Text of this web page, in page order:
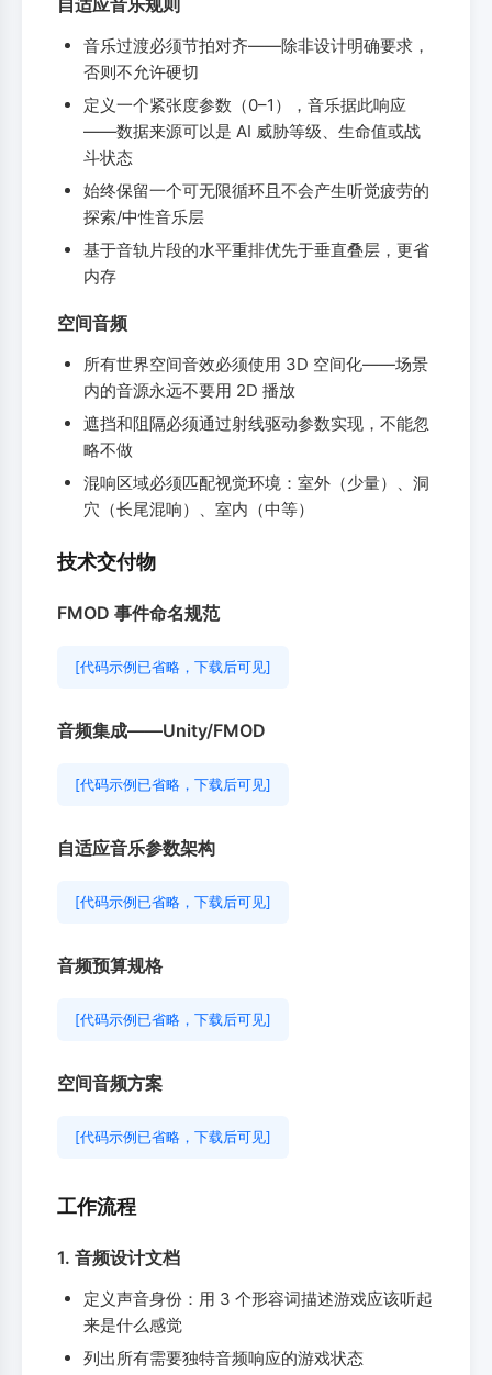
自适应音乐规则
音乐过渡必须节拍对齐——除非设计明确要求，
否则不允许硬切
定义一个紧张度参数（0–1），音乐据此响应
——数据来源可以是 AI 威胁等级、生命值或战
斗状态
始终保留一个可无限循环且不会产生听觉疲劳的
探索/中性音乐层
基于音轨片段的水平重排优先于垂直叠层，更省
内存
空间音频
所有世界空间音效必须使用 3D 空间化——场景
内的音源永远不要用 2D 播放
遮挡和阻隔必须通过射线驱动参数实现，不能忽
略不做
混响区域必须匹配视觉环境：室外（少量）、洞
穴（长尾混响）、室内（中等）
技术交付物
FMOD 事件命名规范
[代码示例已省略，下载后可见]
音频集成——Unity/FMOD
[代码示例已省略，下载后可见]
自适应音乐参数架构
[代码示例已省略，下载后可见]
音频预算规格
[代码示例已省略，下载后可见]
空间音频方案
[代码示例已省略，下载后可见]
工作流程
1. 音频设计文档
定义声音身份：用 3 个形容词描述游戏应该听起
来是什么感觉
列出所有需要独特音频响应的游戏状态